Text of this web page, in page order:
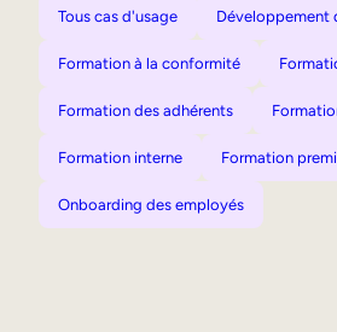
Tous cas d'usage Développement
Formation à la conformité
Formation des adhérents
Formation interne Formation
Onboarding des employés